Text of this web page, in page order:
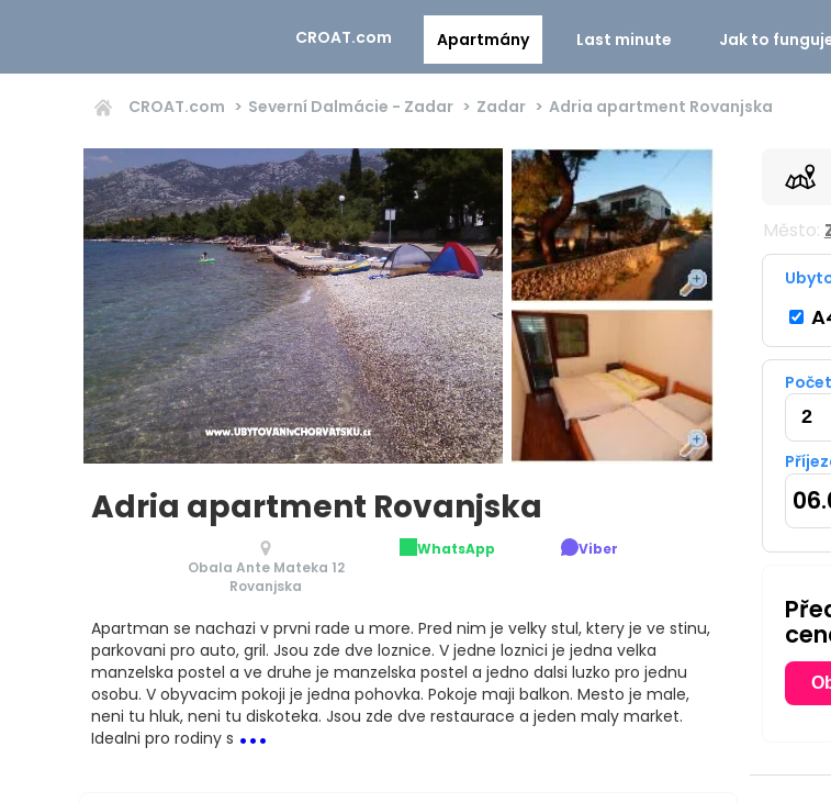
CROAT.com Apartmány Last minute Jak to
CROAT.com Severní Dalmácie - Zadar Zadar Adria apartment Rovanjska
Adria apartment Rovanjska
Obala Ante Mateka 12
Rovanjska
WhatsApp Viber
Apartman se nachazi v prvni rade u more. Pred nim je velky stul, ktery je ve stinu,
parkovani pro auto, gril. Jsou zde dve loznice. V jedne loznici je jedna velka
manzelska postel a ve druhe je manzelska postel a jedno dalsi luzko pro jednu
osobu. V obyvacim pokoji je jedna pohovka. Pokoje maji balkon. Mesto je male,
neni tu hluk, neni tu diskoteka. Jsou zde dve restaurace a jeden maly market.
Idealni pro rodiny s ...
Město: